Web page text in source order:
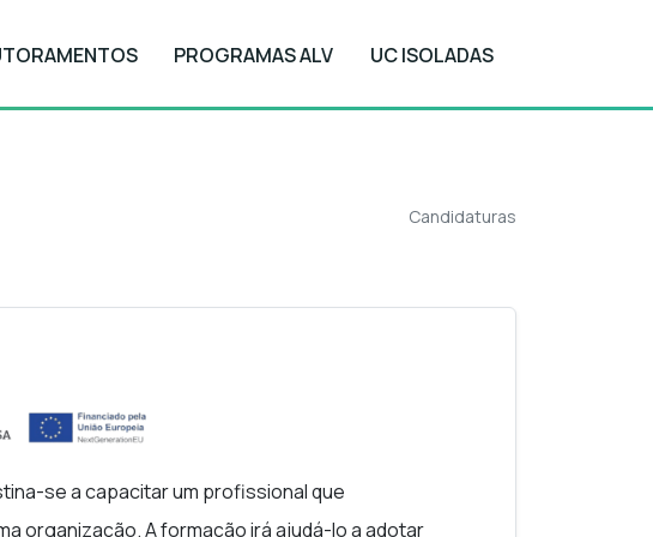
PROGRAMAS ALV UC ISOLADAS
Candidaturas
se a capacitar um profissional que
organização. A formação irá ajudá-lo a adotar